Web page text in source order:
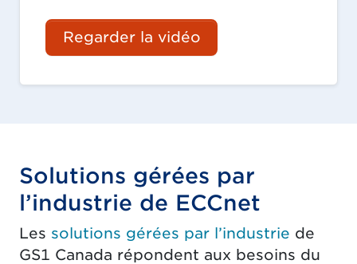
Regarder la vidéo
Solutions gérées par
l’industrie de ECCnet
Les solutions gérées par l’industrie de
GS1 Canada répondent aux besoins du